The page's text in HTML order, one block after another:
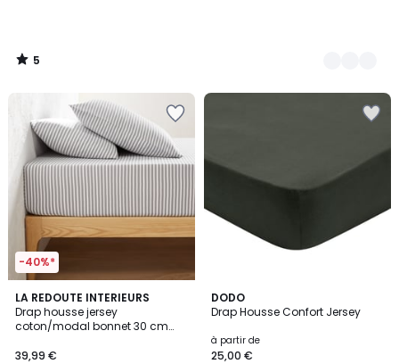
5
/
-40%*
LA REDOUTE INTERIEURS
Drap housse jersey
coton/modal bonnet 30 cm
39,99 €
3,4
/ 5
DODO
Drap Housse Confort Jersey
à partir de
25,00 €
1
/
4
Couleurs